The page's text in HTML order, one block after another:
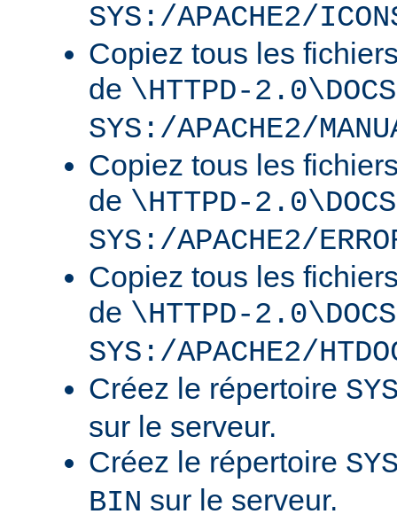
SYS:/APACHE2/
Copiez tous les
de \HTTPD-
SYS:/APACHE2/
Copiez tous les
de \HTTPD-
SYS:/APACHE2/
Copiez tous les
de \HTTPD-
SYS:/APACHE2/
Créez le répertoire
sur le serveur.
Créez le répertoire
BIN sur le serveur.